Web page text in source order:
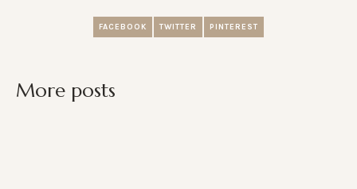
FACEBOOK TWITTER PINTEREST
More posts